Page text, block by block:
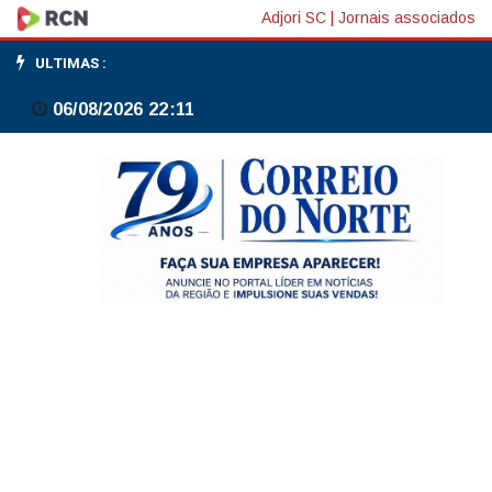
PGR
pede
que
Bolsonaro
Adjori SC Jornais associados
ULTIMAS :
06/08/2026 22:11